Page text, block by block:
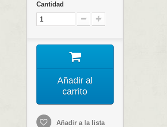
Cantidad
Añadir al
carrito
Añadir a la lista